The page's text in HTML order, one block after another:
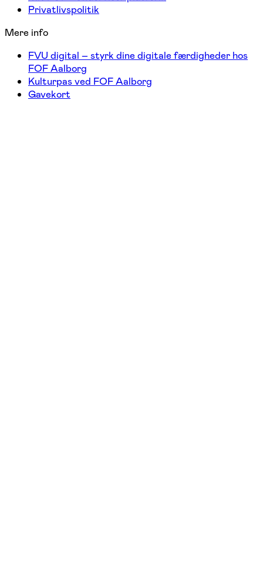
Privatlivspolitik
Mere info
FVU digital – styrk dine digitale færdigheder hos
FOF Aalborg
Kulturpas ved FOF Aalborg
Gavekort